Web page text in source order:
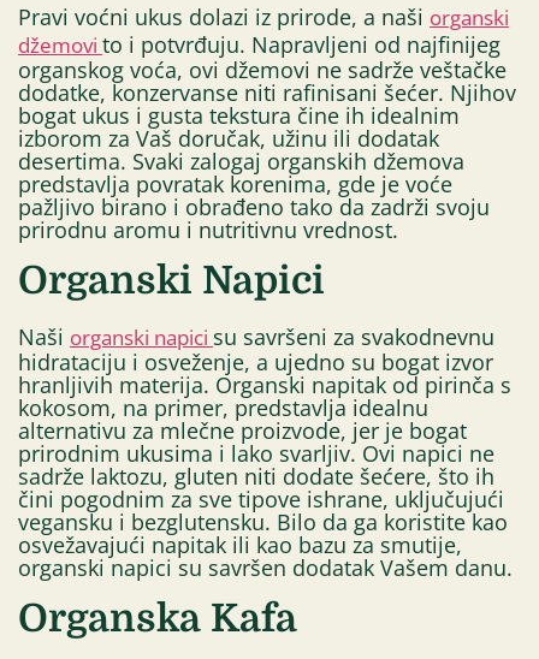
Pravi voćni ukus dolazi iz prirode, a naši organski
džemovi to i potvrđuju. Napravljeni od najfinijeg
organskog voća, ovi džemovi ne sadrže veštačke
dodatke, konzervanse niti rafinisani šećer. Njihov
bogat ukus i gusta tekstura čine ih idealnim
izborom za Vaš doručak, užinu ili dodatak
desertima. Svaki zalogaj organskih džemova
predstavlja povratak korenima, gde je voće
pažljivo birano i obrađeno tako da zadrži svoju
prirodnu aromu i nutritivnu vrednost.
Organski Napici
Naši organski napici su savršeni za svakodnevnu
hidrataciju i osveženje, a ujedno su bogat izvor
hranljivih materija. Organski napitak od pirinča s
kokosom, na primer, predstavlja idealnu
alternativu za mlečne proizvode, jer je bogat
prirodnim ukusima i lako svarljiv. Ovi napici ne
sadrže laktozu, gluten niti dodate šećere, što ih
čini pogodnim za sve tipove ishrane, uključujući
vegansku i bezglutensku. Bilo da ga koristite kao
osvežavajući napitak ili kao bazu za smutije,
organski napici su savršen dodatak Vašem danu.
Organska Kafa